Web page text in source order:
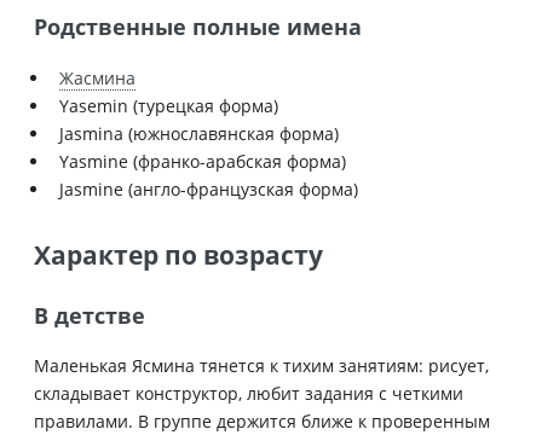
Родственные полные имена
Жасмина
Yasemin (турецкая форма)
Jasmina (южнославянская форма)
Yasmine (франко-арабская форма)
Jasmine (англо-французская форма)
Характер по возрасту
В детстве
Маленькая Ясмина тянется к тихим занятиям: рисует,
складывает конструктор, любит задания с четкими
правилами. В группе держится ближе к проверенным